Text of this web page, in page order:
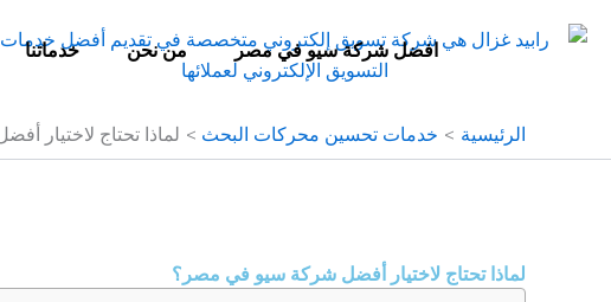
إلى
افضل شركة سيو في مصر من نحن خدماتنا
الرئيسية خدمات تحسين محركات البحث لماذا تحتاج لاختيار
لماذا تحتاج لاختيار أفضل شركة سيو في مصر؟